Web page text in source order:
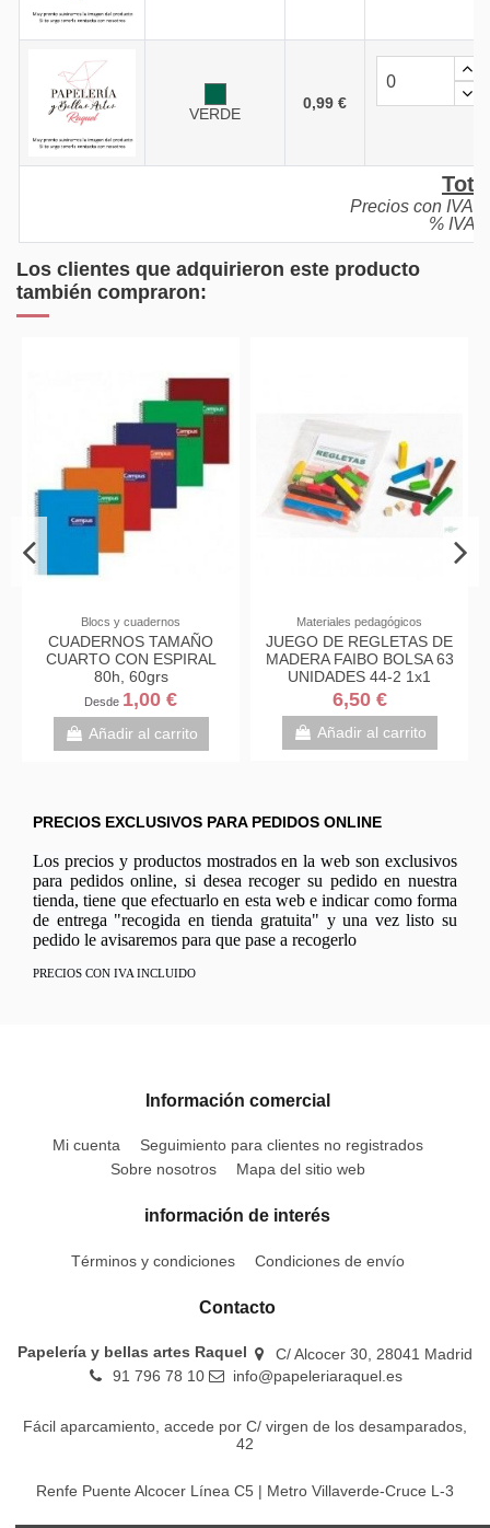
VERDE
0,99 €
Precios con IVA
% IVA:
Los clientes que adquirieron este producto
también compraron:
TAMAÑO
CON ESPIRAL
al carrito
Materiales pedagógicos
JUEGO DE REGLETAS DE
MADERA FAIBO BOLSA 63
UNIDADES 44-2 1x1
Añadir al carrito
BOLIGRAFO
VENTA
PRECIOS EXCLUSIVOS PARA PEDIDOS ONLINE
Los precios y productos mostrados en la web son exclusivos
para pedidos online, si desea recoger su pedido en nuestra
tienda, tiene que efectuarlo en esta web e indicar como forma
de entrega "recogida en tienda gratuita" y una vez listo su
pedido le avisaremos para que pase a recogerlo
PRECIOS CON IVA INCLUIDO
Información comercial
Mi cuenta
Seguimiento para clientes no registrados
Sobre nosotros
Mapa del sitio web
información de interés
Términos y condiciones Condiciones de envío
Contacto
Papelería y bellas artes Raquel
C/ Alcocer 30, 28041 Madrid
91 796 78 10
info@papeleriaraquel.es
Fácil aparcamiento, accede por C/ virgen de los desamparados,
42
Renfe Puente Alcocer Línea C5 | Metro Villaverde-Cruce L-3